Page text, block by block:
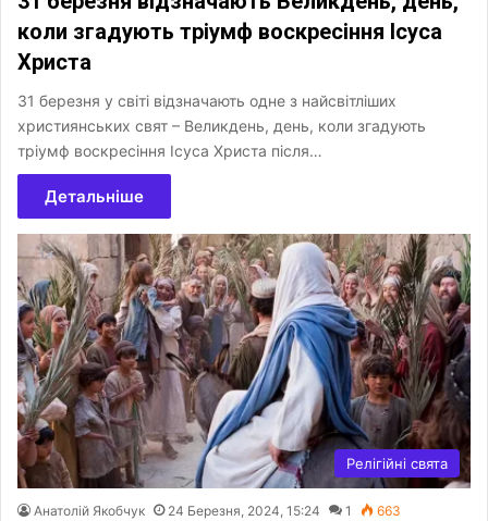
коли згадують тріумф воскресіння Ісуса
Христа
31 березня у світі відзначають одне з найсвітліших
християнських свят – Великдень, день, коли згадують
тріумф воскресіння Ісуса Христа після…
Детальніше
Релігійні свята
Анатолій Якобчук 24 Березня, 2024, 15:24 1 663